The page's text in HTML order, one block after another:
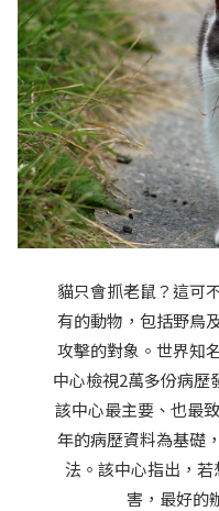
貓只會抓老鼠？這可
有的動物，包括野鳥
攻擊的對象。世界知
中心檢視2萬多份病歷
該中心最主要、也最
年的病歷資料為基礎
法。該中心指出，
害，最好的